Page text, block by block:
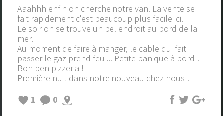
Aaahhh enfin on cherche notre van. La vente se
fait rapidement c'est beaucoup plus facile ici.
Le soir on se trouve un bel endroit au bord de la
mer.
Au moment de faire à manger, le cable qui fait
passer le gaz prend feu ... Petite panique à bord !
Bon ben pizzeria !
Première nuit dans notre nouveau chez nous !
1
0